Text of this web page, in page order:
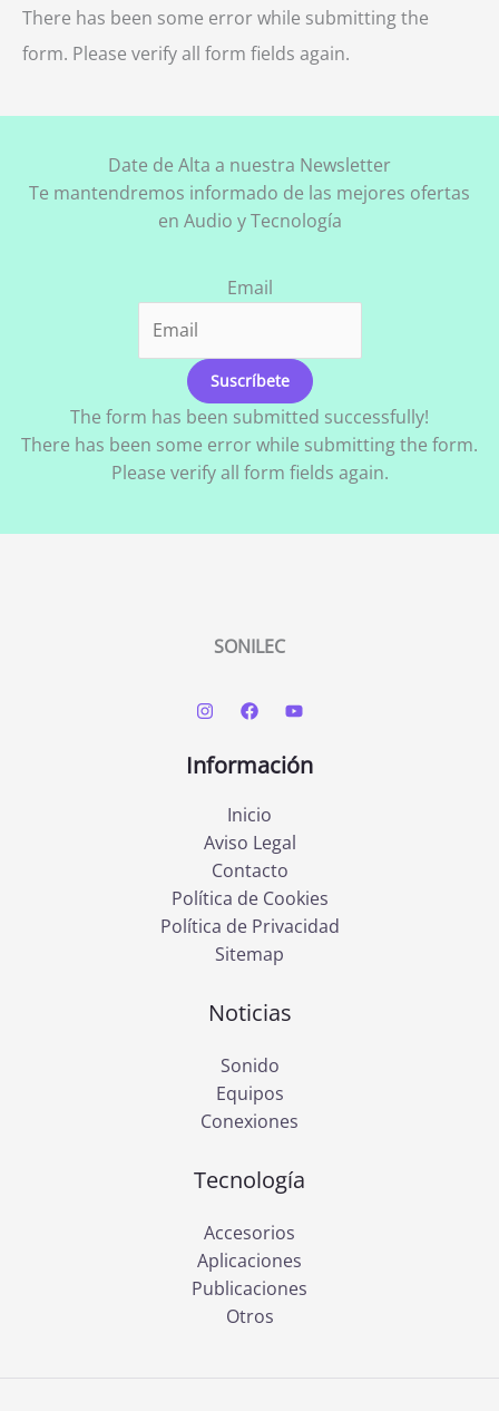
There has been some error while submitting the
form. Please verify all form fields again.
Date de Alta a nuestra Newsletter
Te mantendremos informado de las mejores ofertas
en Audio y Tecnología
Email
Suscríbete
The form has been submitted successfully!
There has been some error while submitting the form.
Please verify all form fields again.
SONILEC
Información
Inicio
Aviso Legal
Contacto
Política de Cookies
Política de Privacidad
Sitemap
Noticias
Sonido
Equipos
Conexiones
Tecnología
Accesorios
Aplicaciones
Publicaciones
Otros